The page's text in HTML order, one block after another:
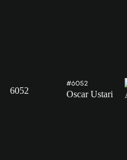
6052
#6052
Oscar Ustari